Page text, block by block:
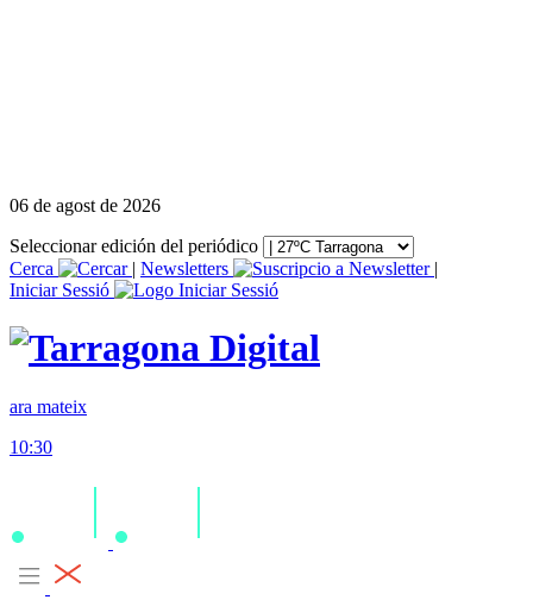
06 de agost de 2026
Seleccionar edición del periódico
Cerca
| Newsletters
|
Iniciar Sessió
ara mateix
10:30